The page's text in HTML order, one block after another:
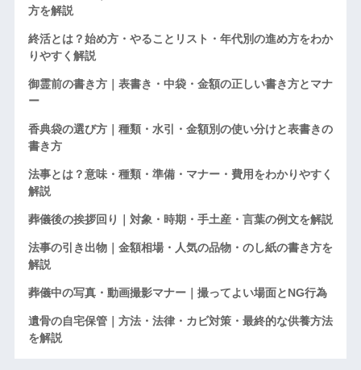
方を解説
終活とは？始め方・やることリスト・年代別の進め方をわか
りやすく解説
御霊前の書き方｜表書き・中袋・金額の正しい書き方とマナ
ー
香典袋の選び方｜種類・水引・金額別の使い分けと表書きの
書き方
法事とは？意味・種類・準備・マナー・費用をわかりやすく
解説
葬儀後の挨拶回り｜対象・時期・手土産・言葉の例文を解説
法事の引き出物｜金額相場・人気の品物・のし紙の書き方を
解説
葬儀中の写真・動画撮影マナー｜撮ってよい場面とNG行為
遺骨の自宅保管｜方法・法律・カビ対策・最終的な供養方法
を解説